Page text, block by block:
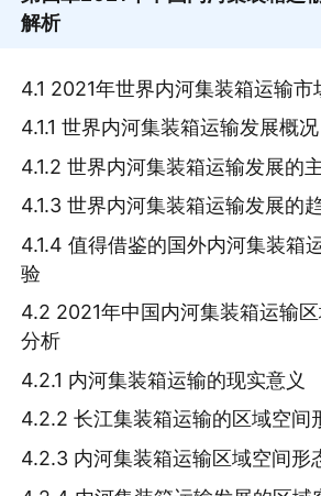
解析
4.1 2021年世界内河集装箱运输市
4.1.1 世界内河集装箱运输发展概况
4.1.2 世界内河集装箱运输发展的
4.1.3 世界内河集装箱运输发展的
4.1.4 值得借鉴的国外内河集装箱
验
4.2 2021年中国内河集装箱运输
分析
4.2.1 内河集装箱运输的现实意义
4.2.2 长江集装箱运输的区域空间
4.2.3 内河集装箱运输区域空间形